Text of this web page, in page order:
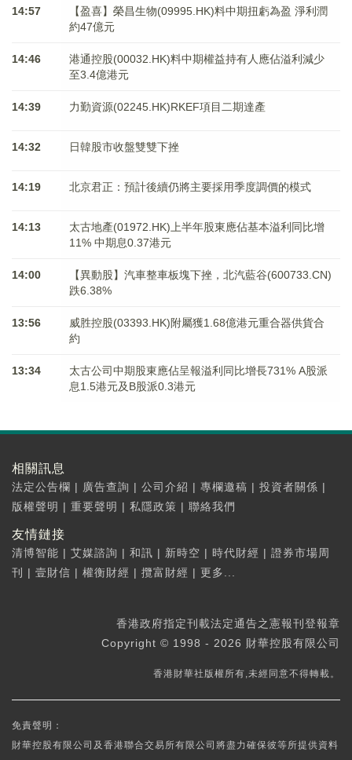
14:57
【盈喜】榮昌生物(09995.HK)料中期扭虧為盈 淨利潤
約47億元
14:46
港通控股(00032.HK)料中期權益持有人應佔溢利減少
至3.4億港元
14:39 力勤資源(02245.HK)RKEF項目二期達產
14:32 日韓股市收盤雙雙下挫
14:19 北京君正：預計後續仍將主要採用季度調價的模式
14:13
太古地產(01972.HK)上半年股東應佔基本溢利同比增
11% 中期息0.37港元
14:00
【異動股】汽車整車板塊下挫，北汽藍谷(600733.CN)
跌6.38%
13:56
威胜控股(03393.HK)附屬獲1.68億港元重合器供貨合
約
13:34
太古公司中期股東應佔呈報溢利同比增長731% A股派
息1.5港元及B股派0.3港元
相關訊息
法定公告欄 | 廣告查詢 | 公司介紹 | 專欄邀稿 | 投資者關係 |
版權聲明 | 重要聲明 | 私隱政策 | 聯絡我們
友情鏈接
清博智能 | 艾媒諮詢 | 和訊 | 新時空 | 時代財經 | 證券市場周
刊
| 壹財信 | 權衡財經 | 攬富財經 | 更多...
香港政府指定刊載法定通告之憲報刊登報章
Copyright © 1998 - 2026 財華控股有限公司
香港財華社版權所有,未經同意不得轉載。
免責聲明：
財華控股有限公司及香港聯合交易所有限公司將盡力確保彼等所提供資料